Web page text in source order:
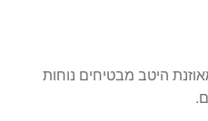
היטב מבטיחים נוחות